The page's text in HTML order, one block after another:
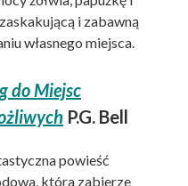
i zabawną
własnego miejsca.
do Miejsc
P.G. Bell
powieść
która zabierze